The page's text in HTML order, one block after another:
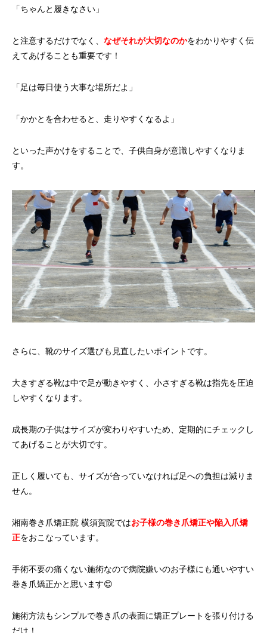
「ちゃんと履きなさい」
と注意するだけでなく、 なぜそれが大切なのかをわかりやすく伝
えてあげることも重要です！
「足は毎日使う大事な場所だよ」
「かかとを合わせると、走りやすくなるよ」
といった声かけをすることで、子供自身が意識しやすくなりま
す。
さらに、靴のサイズ選びも見直したいポイントです。
大きすぎる靴は中で足が動きやすく、小さすぎる靴は指先を圧迫
しやすくなります。
成長期の子供はサイズが変わりやすいため、定期的にチェックし
てあげることが大切です。
正しく履いても、サイズが合っていなければ足への負担は減りま
せん。
湘南巻き爪矯正院 横須賀院ではお子様の巻き爪矯正や陥入爪矯
正をおこなっています。
手術不要の痛くない施術なので病院嫌いのお子様にも通いやすい
巻き爪矯正かと思います😊
施術方法もシンプルで巻き爪の表面に矯正プレートを張り付ける
だけ！